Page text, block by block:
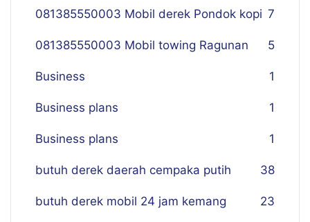
081385550003 Mobil derek Pondok kopi 7
081385550003 Mobil towing Ragunan 5
Business 1
Business plans 1
Business plans 1
butuh derek daerah cempaka putih 38
butuh derek mobil 24 jam kemang 23